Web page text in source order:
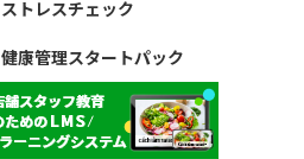
ストレスチェック
健康管理スタートパック